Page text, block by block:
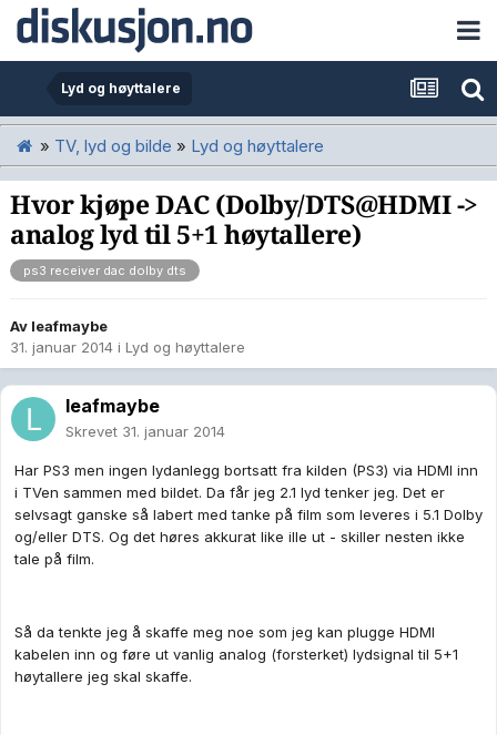
Lyd og høyttalere
» TV, lyd og bilde » Lyd og høyttalere
Hvor kjøpe DAC (Dolby/DTS@HDMI ->
analog lyd til 5+1 høytallere)
ps3 receiver dac dolby dts
Av leafmaybe
31. januar 2014 i Lyd og høyttalere
leafmaybe
Skrevet 31. januar 2014
Har PS3 men ingen lydanlegg bortsatt fra kilden (PS3) via HDMI inn
i TVen sammen med bildet. Da får jeg 2.1 lyd tenker jeg. Det er
selvsagt ganske så labert med tanke på film som leveres i 5.1 Dolby
og/eller DTS. Og det høres akkurat like ille ut - skiller nesten ikke
tale på film.
Så da tenkte jeg å skaffe meg noe som jeg kan plugge HDMI
kabelen inn og føre ut vanlig analog (forsterket) lydsignal til 5+1
høytallere jeg skal skaffe.